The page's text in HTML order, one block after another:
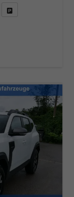
an drucken (PDF)